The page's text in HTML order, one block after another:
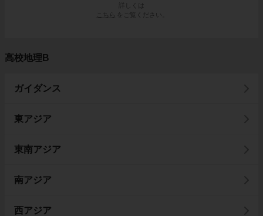
詳しくは
こちら
をご覧ください。
高校地理B
ガイダンス
東アジア
東南アジア
南アジア
西アジア